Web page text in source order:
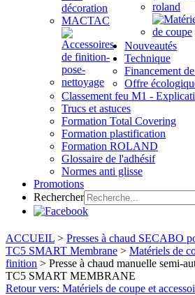
Nouveautés
Technique
Financement
Offre
Classement feu M1 -
Trucs et astuces
Formation Total Covering
Formation plastification
Formation ROLAND
Glossaire de l'adhésif
Normes anti glisse
Promotions
Rechercher
ACCUEIL > Presses à chaud SECABO
TC5 SMART Membrane > Matériels de
finition > Presse à chaud manuelle semi-
TC5 SMART MEMBRANE
Retour vers: Matériels de coupe et